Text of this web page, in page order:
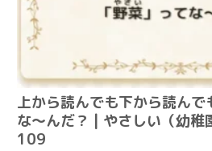
上から読んでも下から読んで
な～んだ？ | やさしい（幼稚
109